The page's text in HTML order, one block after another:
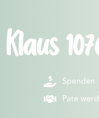
Klaus
Spenden
Pate